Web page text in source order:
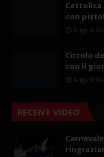
Cattolica
con
August
Circolo
con il
August
RECENT VIDEO